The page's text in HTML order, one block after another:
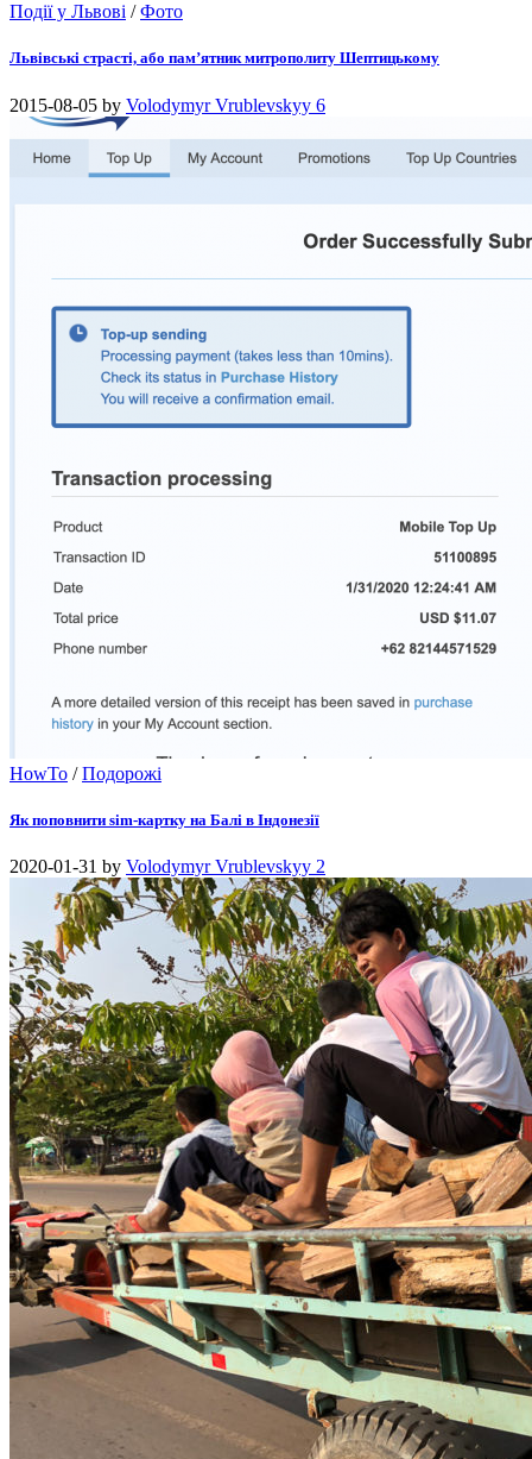
Події у Львові /Фото
Львівські страсті, або пам’ятник митрополиту Шептицькому
2015-08-05 by Volodymyr Vrublevskyy 6
HowTo /Подорожі
Як поповнити sim-картку на Балі в Індонезії
2020-01-31 by Volodymyr Vrublevskyy 2